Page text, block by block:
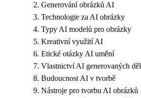
Generování obrázků AI
Technologie za AI obrázky
Typy AI modelů pro obrázky
Kreativní využití AI
Etické otázky AI umění
Vlastnictví AI generovaných děl
Budoucnost AI v tvorbě
Nástroje pro tvorbu AI obrázků